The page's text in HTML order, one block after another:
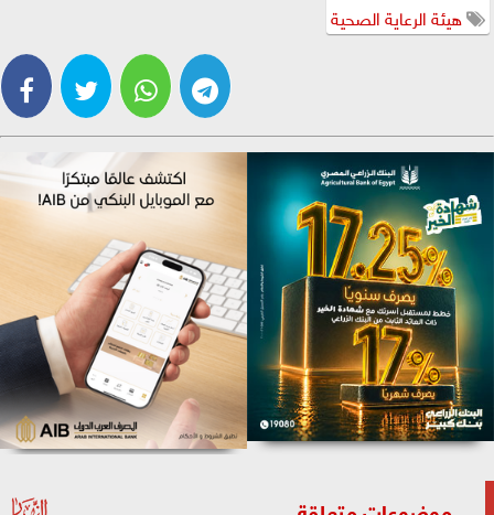
هيئة الرعاية الصحية